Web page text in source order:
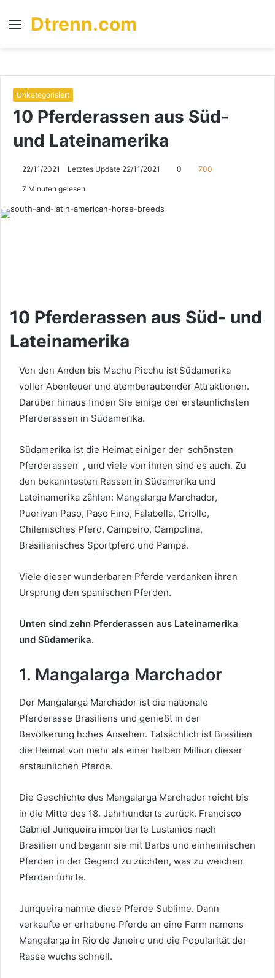
Menü
Dtrenn.com
Unkategorisiert
10 Pferderassen aus Süd-
und Lateinamerika
22/11/2021 Letztes Update 22/11/2021 0 700
7 Minuten gelesen
10 Pferderassen aus Süd- und
Lateinamerika
Von den Anden bis Machu Picchu ist Südamerika
voller Abenteuer und atemberaubender Attraktionen.
Darüber hinaus finden Sie einige der erstaunlichsten
Pferderassen in Südamerika.
Südamerika ist die Heimat einiger der schönsten
Pferderassen , und viele von ihnen sind es auch. Zu
den bekanntesten Rassen in Südamerika und
Lateinamerika zählen: Mangalarga Marchador,
Puerivan Paso, Paso Fino, Falabella, Criollo,
Chilenisches Pferd, Campeiro, Campolina,
Brasilianisches Sportpferd und Pampa.
Viele dieser wunderbaren Pferde verdanken ihren
Ursprung den spanischen Pferden.
Unten sind zehn Pferderassen aus Lateinamerika
und Südamerika.
1. Mangalarga Marchador
Der Mangalarga Marchador ist die nationale
Pferderasse Brasiliens und genießt in der
Bevölkerung hohes Ansehen. Tatsächlich ist Brasilien
die Heimat von mehr als einer halben Million dieser
erstaunlichen Pferde.
Die Geschichte des Mangalarga Marchador reicht bis
in die Mitte des 18. Jahrhunderts zurück. Francisco
Gabriel Junqueira importierte Lustanios nach
Brasilien und begann sie mit Barbs und einheimischen
Pferden in der Gegend zu züchten, was zu weichen
Pferden führte.
Junqueira nannte diese Pferde Sublime. Dann
verkaufte er erhabene Pferde an eine Farm namens
Mangalarga in Rio de Janeiro und die Popularität der
Rasse wuchs schnell.